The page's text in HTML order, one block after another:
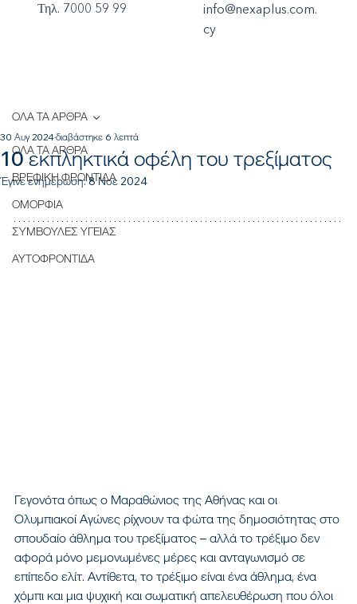
Τηλ. 7000 59 99
info@nexaplus.com.
cy
ΟΛΑ ΤΑ ΑΡΘΡΑ
ΒΡΕΦΙΚΗ ΦΡΟΝΤΙΔΑ
ΟΜΟΡΦΙΑ
ΣΥΜΒΟΥΛΕΣ ΥΓΕΙΑΣ
ΑΥΤΟΦΡΟΝΤΙΔΑ
ΟΛΑ ΤΑ ΑΡΘΡΑ
10 εκπληκτικά οφέλη του τρεξίματος
30 Αυγ 2024διαβάστηκε 6 λεπτά
Έγινε ενημέρωση:8 Νοε 2024
Γεγονότα όπως ο Μαραθώνιος της Αθήνας και οι
Ολυμπιακοί Αγώνες ρίχνουν τα φώτα της δημοσιότητας στο
σπουδαίο άθλημα του τρεξίματος – αλλά το τρέξιμο δεν
αφορά μόνο μεμονωμένες μέρες και ανταγωνισμό σε
επίπεδο ελίτ. Αντίθετα, το τρέξιμο είναι ένα άθλημα, ένα
χόμπι και μια ψυχική και σωματική απελευθέρωση που όλοι